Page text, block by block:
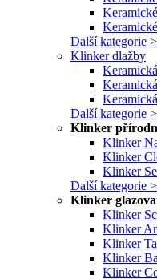
Další kategorie >
Klinker dlažby
Další kategorie >
Klinker
Klinker
Klinker
Klinker
Další kategorie >
Klinker
Klinker
Klinker
Klinker
Klinker
Klinker